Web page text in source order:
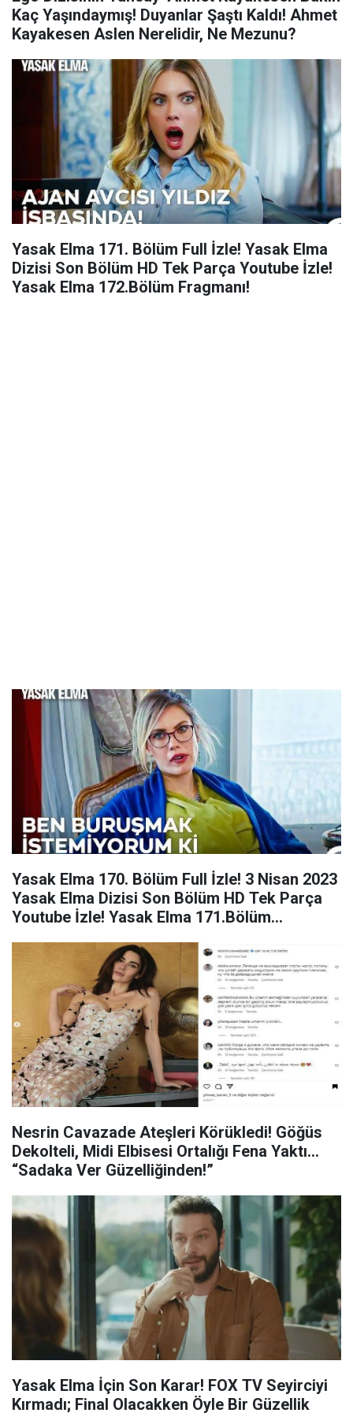
Kaç Yaşındaymış! Duyanlar Şaştı Kaldı! Ahmet
Kayakesen Aslen Nerelidir, Ne Mezunu?
Yasak Elma 171. Bölüm Full İzle! Yasak Elma
Dizisi Son Bölüm HD Tek Parça Youtube İzle!
Yasak Elma 172.Bölüm Fragmanı!
Yasak Elma 170. Bölüm Full İzle! 3 Nisan 2023
Yasak Elma Dizisi Son Bölüm HD Tek Parça
Youtube İzle! Yasak Elma 171.Bölüm
Nesrin Cavazade Ateşleri Körükledi! Göğüs
Dekolteli, Midi Elbisesi Ortalığı Fena Yaktı...
“Sadaka Ver Güzelliğinden!”
Yasak Elma İçin Son Karar! FOX TV Seyirciyi
Kırmadı; Final Olacakken Öyle Bir Güzellik